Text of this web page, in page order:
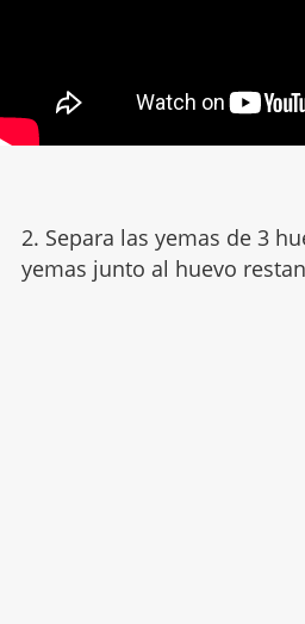
2. Separa las yemas de 3
yemas junto al huevo